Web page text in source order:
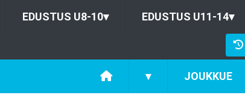
EDUSTUS U8-10▾ EDUSTUS U11-14▾
▾ JOUKKUE